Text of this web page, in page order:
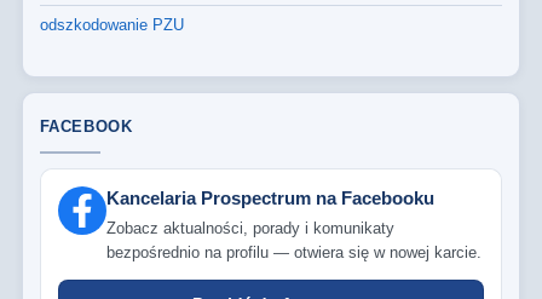
odszkodowanie PZU
FACEBOOK
Kancelaria Prospectrum na Facebooku
Zobacz aktualności, porady i komunikaty
bezpośrednio na profilu — otwiera się w nowej karcie.